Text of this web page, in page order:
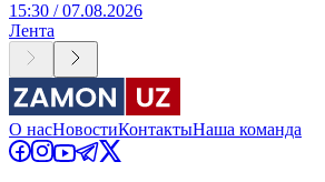
15:30 / 07.08.2026
Лента
О насНовостиКонтактыНаша команда